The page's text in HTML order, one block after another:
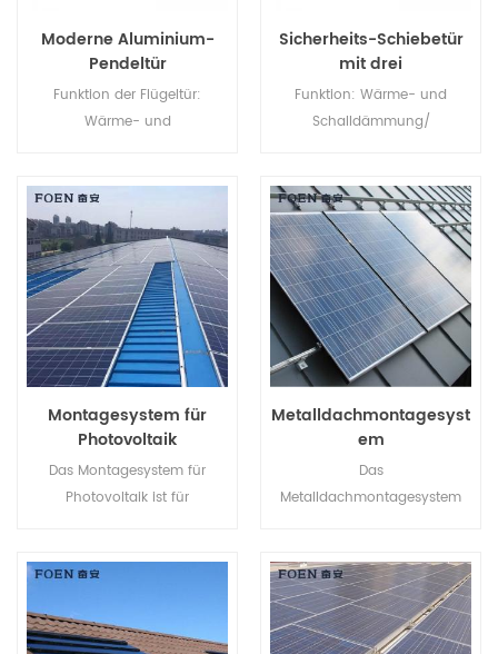
Moderne Aluminium-
Pendeltür
Funktion der Flügeltür:
Wärme- und
Luftdichtheit. Glas: Ganz nach
Ihren Wünschen.
Sicherheits-Schiebetür
mit drei
Verbindungselementen
Funktion: Wärme- und
Schalldämmung/
Ihren Wünschen.
Montagesystem für
Photovoltaik
Das Montagesystem für
Photovoltaik ist für
Montage, enorme
bald.
Metalldachmontagesyst
em
Das
Metalldachmontagesystem
schnellerer Installation und
sicherer Struktur.